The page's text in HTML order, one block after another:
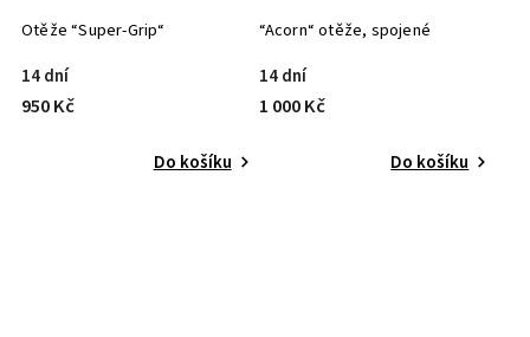
Otěže “Super-Grip“
14 dní
950 Kč
Do košíku
“Acorn“ otěže, spojené
14 dní
1 000 Kč
Do košíku